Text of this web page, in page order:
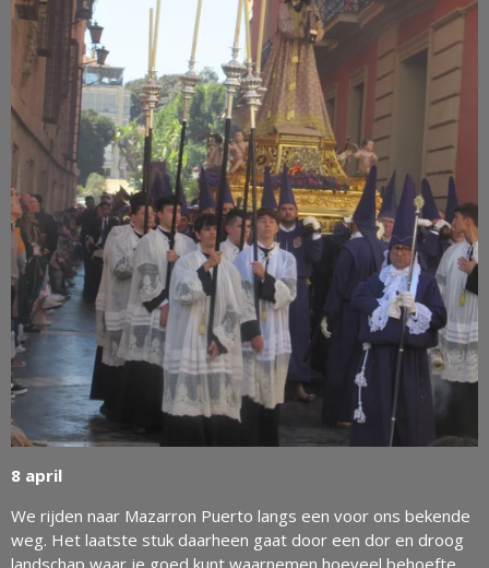
8 april
We rijden naar Mazarron Puerto langs een voor ons bekende
weg. Het laatste stuk daarheen gaat door een dor en droog
landschap waar je goed kunt waarnemen hoeveel behoefte